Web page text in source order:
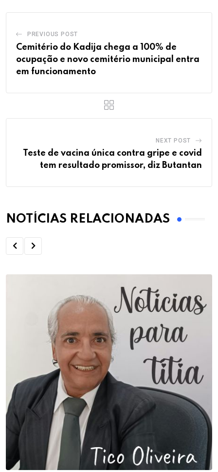
PREVIOUS POST
Cemitério do Kadija chega a 100% de
ocupação e novo cemitério municipal entra
em funcionamento
NEXT POST
Teste de vacina única contra gripe e covid
tem resultado promissor, diz Butantan
NOTÍCIAS RELACIONADAS